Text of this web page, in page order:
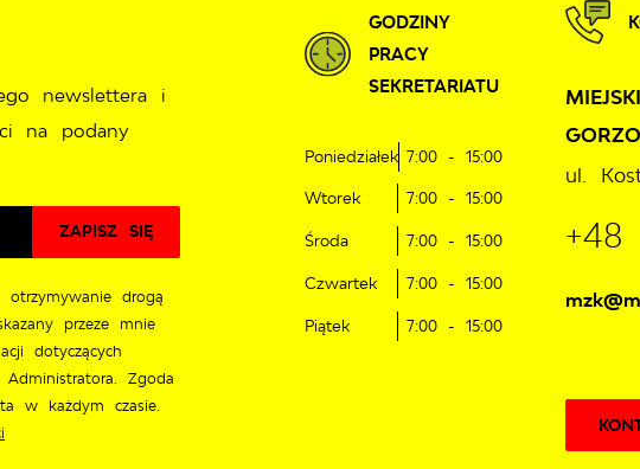
newslettera i
na podany
drogą
przeze mnie
dotyczących
Administratora. Zgoda
w każdym czasie.
GODZINY
PRACY
SEKRETARIATU
Poniedziałek 7:00 - 15:00
Wtorek 7:00 - 15:00
Środa 7:00 - 15:00
Czwartek 7:00 - 15:00
Piątek 7:00 - 15:00
ul.
+48